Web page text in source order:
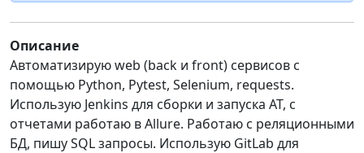
Описание
Автоматизирую web (back и front) сервисов с
помощью Python, Pytest, Selenium, requests.
Использую Jenkins для сборки и запуска АТ, с
отчетами работаю в Allure. Работаю с реляционными
БД, пишу SQL запросы. Использую GitLab для